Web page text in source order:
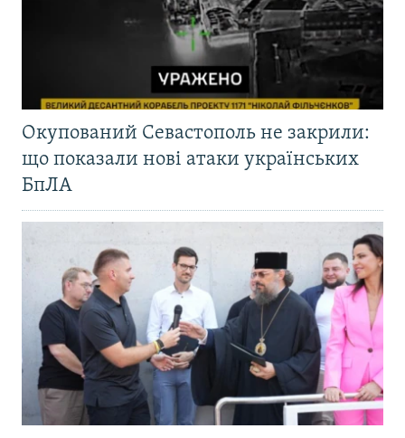
Окупований Севастополь не закрили:
що показали нові атаки українських
БпЛА